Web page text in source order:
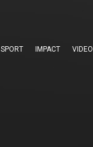
SPORT IMPACT VIDEO